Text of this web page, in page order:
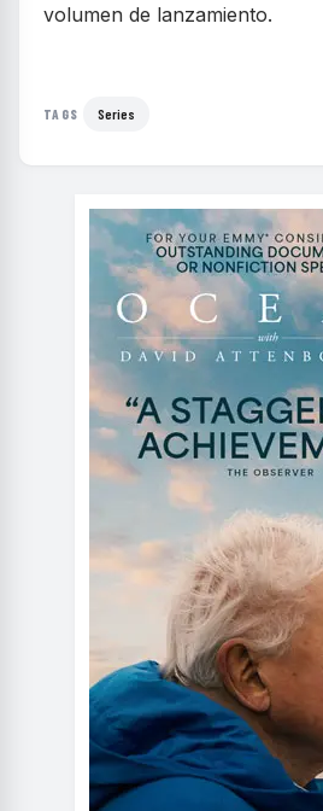
volumen de lanzamiento.
TAGS Series